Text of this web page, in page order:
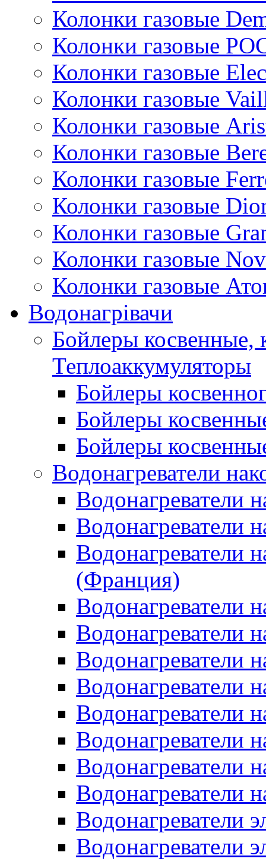
Колонки газовые
Колонки газовые
Колонки газовые
Колонки газовые
Колонки газовые
Колонки газовые
Колонки газовые
Колонки газовые
Колонки газовые
Колонки газовые
Колонки газовые
Водонагрівачи
Бойлеры косвенные,
Теплоаккумуляторы
Бойлеры
Бойлеры
Бойлеры
Водонагреватели
Водонагреватели
Водонагреватели
Водонагреватели
(Франция)
Водонагреватели
Водонагреватели
Водонагреватели
Водонагреватели
Водонагреватели
Водонагреватели
Водонагреватели
Водонагреватели
Водонагреватели
Водонагреватели